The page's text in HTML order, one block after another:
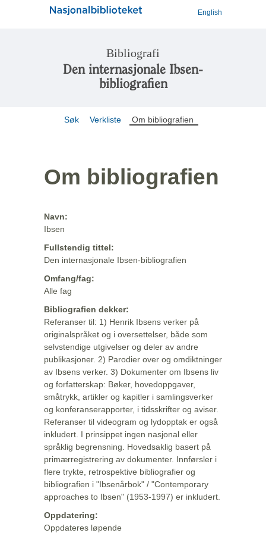
English
Bibliografi
Den internasjonale Ibsen-
bibliografien
Søk Verkliste Om bibliografien
Om bibliografien
Navn:
Ibsen
Fullstendig tittel:
Den internasjonale Ibsen-bibliografien
Omfang/fag:
Alle fag
Bibliografien dekker:
Referanser til: 1) Henrik Ibsens verker på
originalspråket og i oversettelser, både som
selvstendige utgivelser og deler av andre
publikasjoner. 2) Parodier over og omdiktninger
av Ibsens verker. 3) Dokumenter om Ibsens liv
og forfatterskap: Bøker, hovedoppgaver,
småtrykk, artikler og kapitler i samlingsverker
og konferanserapporter, i tidsskrifter og aviser.
Referanser til videogram og lydopptak er også
inkludert. I prinsippet ingen nasjonal eller
språklig begrensning. Hovedsaklig basert på
primærregistrering av dokumenter. Innførsler i
flere trykte, retrospektive bibliografier og
bibliografien i "Ibsenårbok" / "Contemporary
approaches to Ibsen" (1953-1997) er inkludert.
Oppdatering:
Oppdateres løpende